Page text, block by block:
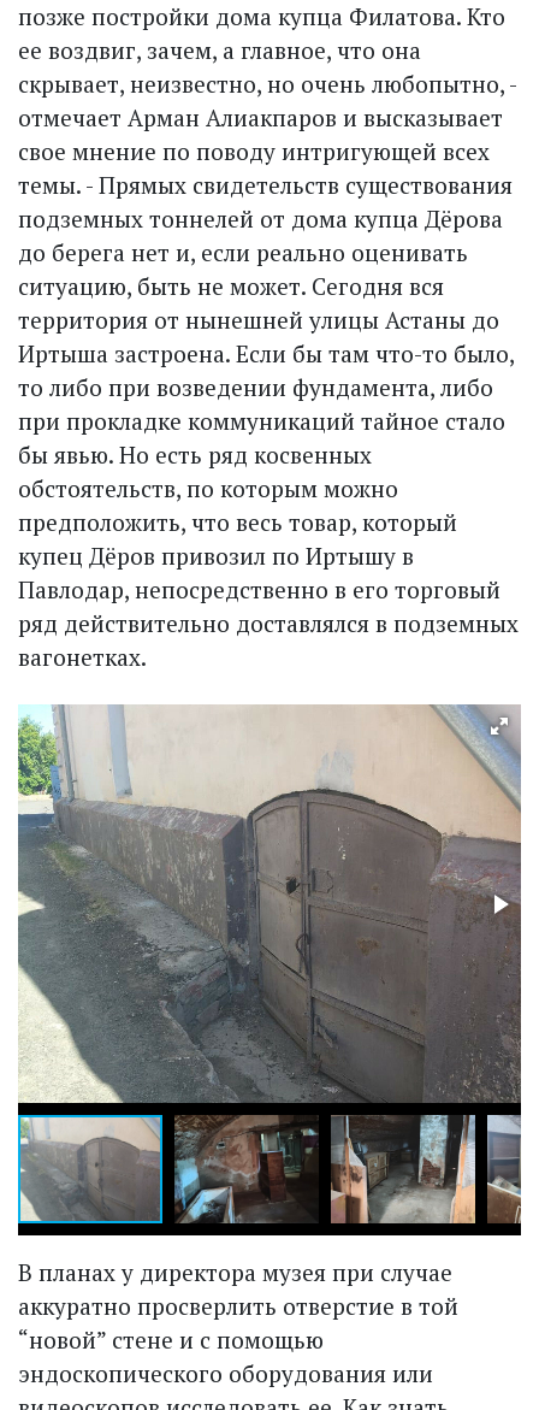
позже постройки дома купца Филатова. Кто
ее воздвиг, зачем, а главное, что она
скрывает, неизвестно, но очень любопытно, -
отмечает Арман Алиакпаров и высказывает
свое мнение по поводу интригующей всех
темы. - Прямых свидетельств существования
подземных тоннелей от дома купца Дёрова
до берега нет и, если реально оценивать
ситуацию, быть не может. Сегодня вся
территория от нынешней улицы Астаны до
Иртыша застроена. Если бы там что-то было,
то либо при возведении фундамента, либо
при прокладке коммуникаций тайное стало
бы явью. Но есть ряд косвенных
обстоятельств, по которым можно
предположить, что весь товар, который
купец Дёров привозил по Иртышу в
Павлодар, непосредственно в его торговый
ряд действительно доставлялся в подземных
вагонетках.
В планах у директора музея при случае
аккуратно просверлить отверстие в той
“новой” стене и с помощью
эндоскопического оборудования или